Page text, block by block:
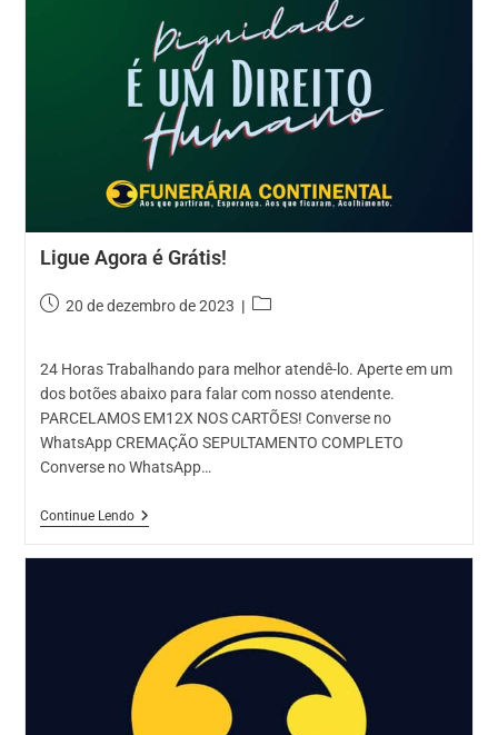
Ligue Agora é Grátis!
Post20 de dezembro de 2023
Categoria
24 Horas Trabalhando para melhor atendê-lo. Aperte em um
dos botões abaixo para falar com nosso atendente.
PARCELAMOS EM12X NOS CARTÕES! Converse no
WhatsApp CREMAÇÃO SEPULTAMENTO COMPLETO
Converse no WhatsApp…
Continue LendoLigue